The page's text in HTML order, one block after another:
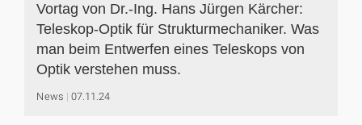
Vortag von Dr.-Ing. Hans Jürgen Kärcher:
Teleskop-Optik für Strukturmechaniker. Was
man beim Entwerfen eines Teleskops von
Optik verstehen muss.
News 07.11.24